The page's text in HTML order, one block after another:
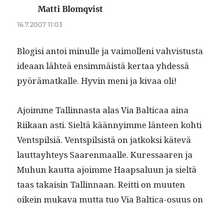
Matti Blomqvist
16.7.2007 11:03
Blo­gisi antoi min­ulle ja vaimol­leni vahvis­tus­ta
ideaan lähteä ensim­mäistä ker­taa yhdessä
pyörä­matkalle. Hyvin meni ja kivaa oli!
Ajoimme Tallinnas­ta alas Via Balti­caa aina
Riikaan asti. Sieltä kään­ny­imme län­teen kohti
Ventspilsiä. Ventspilsistä on jatkok­si kätevä
laut­tay­hteys Saaren­maalle. Kures­saaren ja
Muhun kaut­ta ajoimme Haap­salu­un ja sieltä
taas takaisin Tallinnaan. Reit­ti on muuten
oikein muka­va mut­ta tuo Via Balti­ca-osu­us on